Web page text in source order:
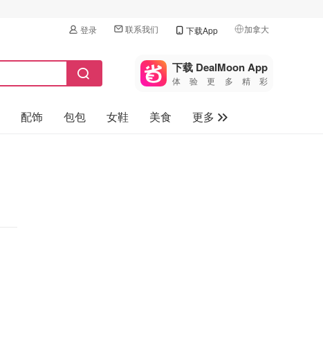
登录 联系我们 下载App 加拿大
🇺🇸
美国
🇨🇳中国
🇨🇦加拿大
下载 DealMoon App
体验更多精彩
配饰 包包 女鞋 美食
更多